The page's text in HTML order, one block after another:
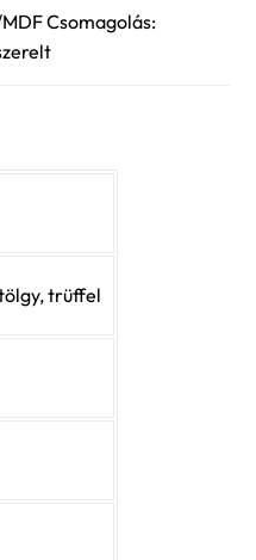
Csomagolás:
trüffel